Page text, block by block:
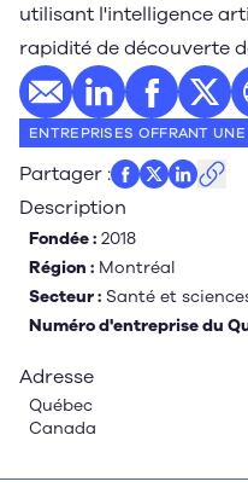
utilisant l'intelligence
rapidité de découverte
E-mailProfil LinkedIn
ProfilProfil
ENTREPRISES OFFRANT
Partager :
Description
Fondée : 2018
Région : Montréal
Secteur : Santé et
Numéro d'entreprise du
Adresse
Québec
Canada